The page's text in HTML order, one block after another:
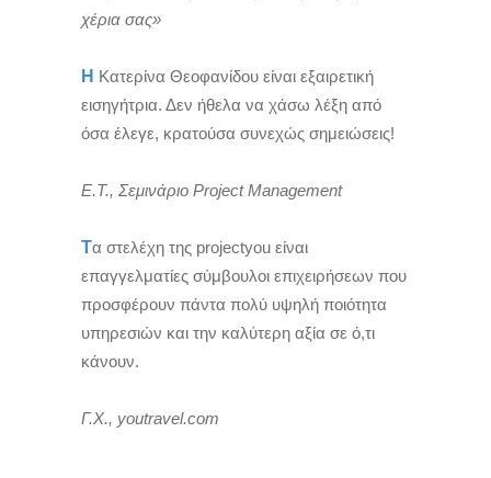
χέρια σας»
Η Κατερίνα Θεοφανίδου είναι εξαιρετική
εισηγήτρια. Δεν ήθελα να χάσω λέξη από
όσα έλεγε, κρατούσα συνεχώς σημειώσεις!
Ε.Τ., Σεμινάριο Project Management
Τα στελέχη της projectyou είναι
επαγγελματίες σύμβουλοι επιχειρήσεων που
προσφέρουν πάντα πολύ υψηλή ποιότητα
υπηρεσιών και την καλύτερη αξία σε ό,τι
κάνουν.
Γ.Χ., youtravel.com